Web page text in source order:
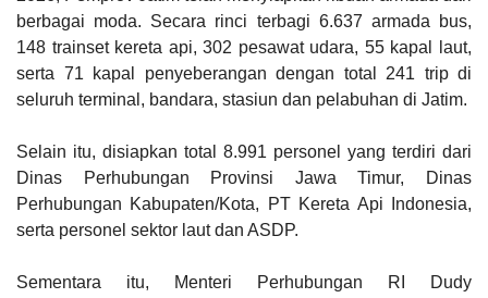
berbagai moda. Secara rinci terbagi 6.637 armada bus,
148 trainset kereta api, 302 pesawat udara, 55 kapal laut,
serta 71 kapal penyeberangan dengan total 241 trip di
seluruh terminal, bandara, stasiun dan pelabuhan di Jatim.
Selain itu, disiapkan total 8.991 personel yang terdiri dari
Dinas Perhubungan Provinsi Jawa Timur, Dinas
Perhubungan Kabupaten/Kota, PT Kereta Api Indonesia,
serta personel sektor laut dan ASDP.
Sementara itu, Menteri Perhubungan RI Dudy